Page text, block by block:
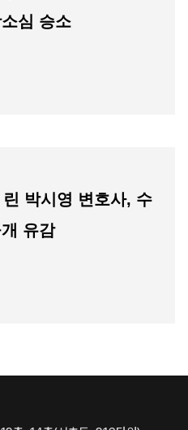
심 승소
박시영 변호사, 수
유감